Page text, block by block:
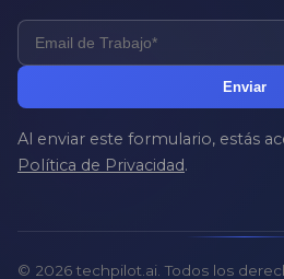
Enviar
Al enviar este formulario, estás
Política de Privacidad.
© 2026 techpilot.ai. Todos los